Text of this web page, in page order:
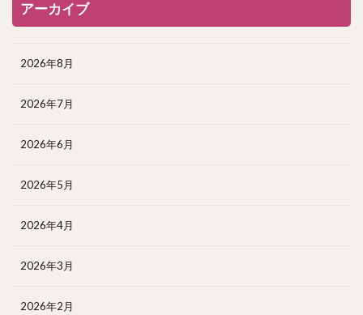
アーカイブ
2026年8月
2026年7月
2026年6月
2026年5月
2026年4月
2026年3月
2026年2月